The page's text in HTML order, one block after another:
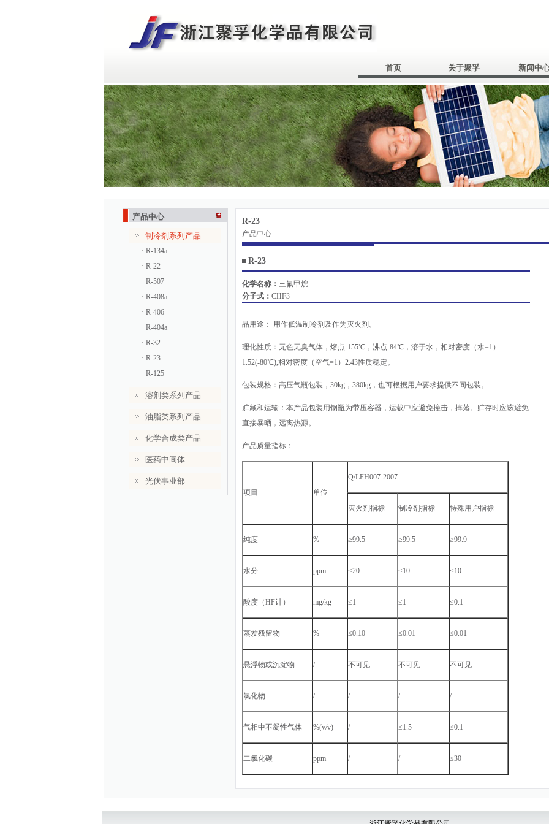
首页 关于聚孚 新闻中
产品中心
制冷剂系列产品
· R-134a
· R-22
· R-507
· R-408a
· R-406
· R-404a
· R-32
· R-23
· R-125
溶剂类系列产品
油脂类系列产品
化学合成类产品
医药中间体
光伏事业部
R-23
产品中心
R-23
化学名称： 三氟甲烷
分子式： CHF3
品用途： 用作低温制冷剂及作为灭火剂。
理化性质：无色无臭气体，熔点-155℃，沸点-84℃，溶于水，相对密度（水=1）
1.52(-80℃),相对密度（空气=1）2.43性质稳定。
包装规格：高压气瓶包装，30kg，380kg，也可根据用户要求提供不同包装。
贮藏和运输：本产品包装用钢瓶为带压容器，运载中应避免撞击，摔落。贮存时应该避免
直接暴晒，远离热源。
产品质量指标：
项目 单位
Q/LFH007-2007
灭火剂指标 制冷剂指标 特殊用户指标
纯度 % ≥99.5 ≥99.5 ≥99.9
水分 ppm ≤20 ≤10 ≤10
酸度（HF计） mg/kg ≤1 ≤1 ≤0.1
蒸发残留物 % ≤0.10 ≤0.01 ≤0.01
悬浮物或沉淀物 / 不可见 不可见 不可见
氯化物 / / / /
气相中不凝性气体 %(v/v) / ≤1.5 ≤0.1
二氯化碳 ppm / / ≤30